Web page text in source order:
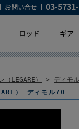
お問い合せ 03-
ロッド ギア
（LEGARE） > ディモル
） ディモル70